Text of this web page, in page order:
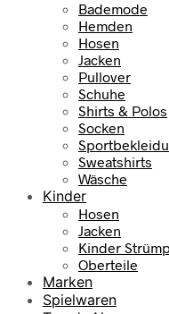
Bademode
Hemden
Hosen
Jacken
Pullover
Schuhe
Shirts & Polos
Socken
Sweatshirts
Wäsche
Kinder
Hosen
Jacken
Kinder
Oberteile
Marken
Spielwaren